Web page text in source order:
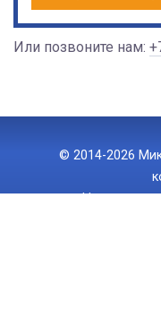
Или позвоните нам:
© 2014-2026
Наш адрес: